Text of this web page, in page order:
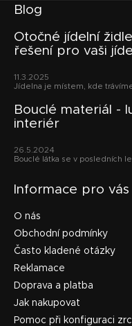
Blog
Otočné jídelní
řešení pro vaši
11.3.2025
Jídelna je místem, kde trávíme
Bouclé materiál -
interiér
26.5.2024
Bouclé látka se v posledních
Informace pro vás
O nás
Obchodní podmínky
Často kladené otázky
Reklamace
Doprava a platba
Jak nakupovat
Pomoc při konfiguraci